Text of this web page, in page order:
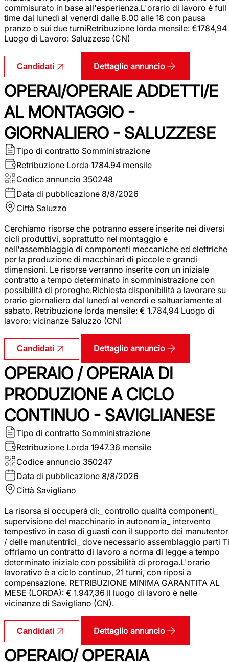
commisurato in base all'esperienza.L'orario di lavoro è full
time dal lunedì al venerdì dalle 8.00 alle 18 con pausa
pranzo o sui due turniRetribuzione lorda mensile: €1784,94
Luogo di Lavoro: Saluzzese (CN)
Candidati Dettaglio annuncio
OPERAI/OPERAIE ADDETTI/E
AL MONTAGGIO -
GIORNALIERO - SALUZZESE
Tipo di contratto Somministrazione
Retribuzione Lorda 1784.94 mensile
Codice annuncio 350248
Data di pubblicazione 8/8/2026
Città Saluzzo
Cerchiamo risorse che potranno essere inserite nei diversi
cicli produttivi, soprattutto nel montaggio e
nell'assemblaggio di componenti meccaniche ed elettriche
per la produzione di macchinari di piccole e grandi
dimensioni. Le risorse verranno inserite con un iniziale
contratto a tempo determinato in somministrazione con
possibilità di proroghe.Richiesta disponibilità a lavorare su
orario giornaliero dal lunedì al venerdì e saltuariamente al
sabato. Retribuzione lorda mensile: € 1.784,94 Luogo di
lavoro: vicinanze Saluzzo (CN)
Candidati Dettaglio annuncio
OPERAIO / OPERAIA DI
PRODUZIONE A CICLO
CONTINUO - SAVIGLIANESE
Tipo di contratto Somministrazione
Retribuzione Lorda 1947.36 mensile
Codice annuncio 350247
Data di pubblicazione 8/8/2026
Città Savigliano
La risorsa si occuperà di:_ controllo qualità componenti_
supervisione del macchinario in autonomia_ intervento
tempestivo in caso di guasti con il supporto dei
/ delle manutentrici_ dove necessario assemblaggio parti Ti
offriamo un contratto di lavoro a norma di legge a tempo
determinato iniziale con possibilità di proroga.L'orario
lavorativo è a ciclo continuo, 21 turni, con riposi a
compensazione. RETRIBUZIONE MINIMA GARANTITA AL
MESE (LORDA): € 1.947,36 Il luogo di lavoro è nelle
vicinanze di Savigliano (CN).
Candidati Dettaglio annuncio
OPERAIO/ OPERAIA